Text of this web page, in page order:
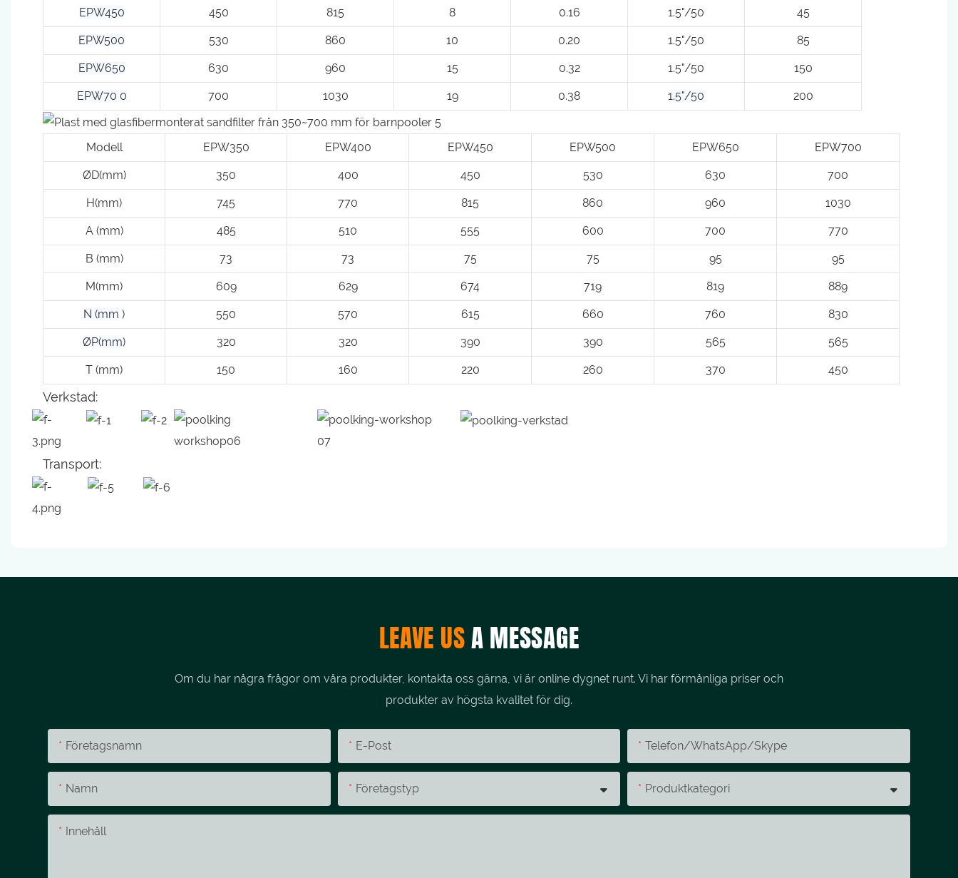
EPW450 450 815 8 0.16 1.5"/50 45
EPW500 530 860 10 0.20 1.5"/50 85
EPW650 630 960 15 0.32 1.5"/50 150
EPW70 0 700 1030 19 0.38 1.5"/50 200
Modell EPW350 EPW400 EPW450 EPW500 EPW650 EPW700
ØD(mm) 350 400 450 530 630 700
H(mm) 745 770 815 860 960 1030
A (mm) 485 510 555 600 700 770
B (mm) 73 73 75 75 95 95
M(mm) 609 629 674 719 819 889
N (mm ) 550 570 615 660 760 830
ØP(mm) 320 320 390 390 565 565
T (mm) 150 160 220 260 370 450
Verkstad:
Transport:
LEAVE USA MESSAGE
Om du har några frågor om våra produkter, kontakta oss gärna, vi är online dygnet runt. Vi har förmånliga priser och
produkter av högsta kvalitet för dig.
Företagsnamn E-Post Telefon/whatsApp/skype
Namn Företagstyp Produktkategori
Innehåll